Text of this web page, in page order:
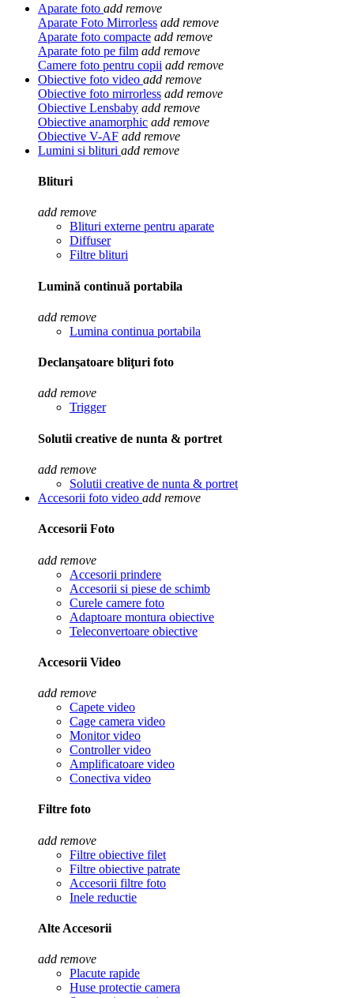
Aparate foto add remove
Aparate Foto Mirrorless add remove
Aparate foto compacte add remove
Aparate foto pe film add remove
Camere foto pentru copii add remove
Obiective foto video add remove
Obiective foto mirrorless add remove
Obiective Lensbaby add remove
Obiective anamorphic add remove
Obiective V-AF add remove
Lumini si blituri add remove
Blituri
add remove
Blituri externe pentru aparate
Diffuser
Filtre blituri
Lumină continuă portabila
add remove
Lumina continua portabila
Declanşatoare bliţuri foto
add remove
Trigger
Solutii creative de nunta & portret
add remove
Solutii creative de nunta & portret
Accesorii foto video add remove
Accesorii Foto
add remove
Accesorii prindere
Accesorii si piese de schimb
Curele camere foto
Adaptoare montura obiective
Teleconvertoare obiective
Accesorii Video
add remove
Capete video
Cage camera video
Monitor video
Controller video
Amplificatoare video
Conectiva video
Filtre foto
add remove
Filtre obiective filet
Filtre obiective patrate
Accesorii filtre foto
Inele reductie
Alte Accesorii
add remove
Placute rapide
Huse protectie camera